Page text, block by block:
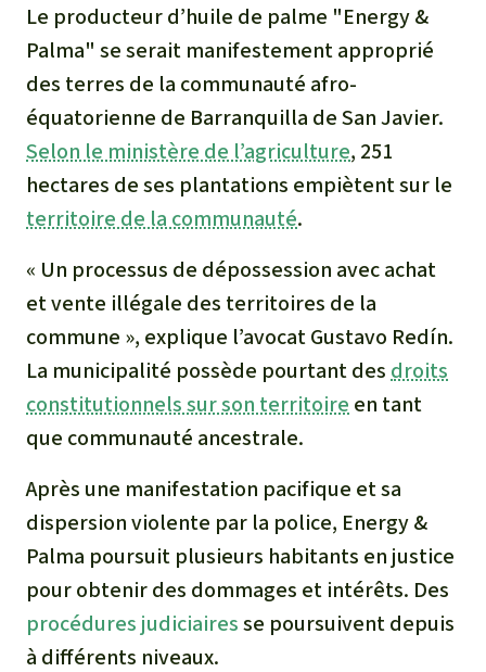
Le producteur d’huile de palme "Energy &
Palma" se serait manifestement approprié
des terres de la communauté afro-
équatorienne de Barranquilla de San Javier.
Selon le ministère de l’agriculture, 251
hectares de ses plantations empiètent sur le
territoire de la communauté.
« Un processus de dépossession avec achat
et vente illégale des territoires de la
commune », explique l’avocat Gustavo Redín.
La municipalité possède pourtant des droits
constitutionnels sur son territoire en tant
que communauté ancestrale.
Après une manifestation pacifique et sa
dispersion violente par la police, Energy &
Palma poursuit plusieurs habitants en justice
pour obtenir des dommages et intérêts. Des
procédures judiciairesse poursuivent depuis
à différents niveaux.